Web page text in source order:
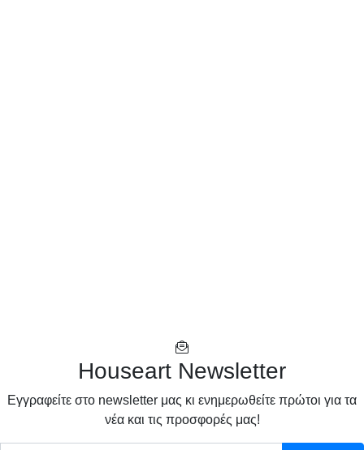
Houseart Newsletter
Eγγραφείτε στο newsletter μας κι ενημερωθείτε πρώτοι για τα
νέα και τις προσφορές μας!